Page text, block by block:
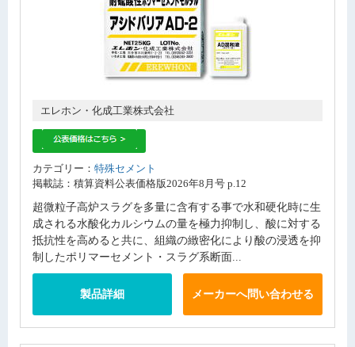
エレホン・化成工業株式会社
カテゴリー： 特殊セメント
掲載誌：積算資料公表価格版2026年8月号 p.12
超微粒子高炉スラグを多量に含有する事で水和硬化時に生
成される水酸化カルシウムの量を極力抑制し、酸に対する
抵抗性を高めると共に、組織の緻密化により酸の浸透を抑
制したポリマーセメント・スラグ系断面...
製品詳細 メーカーへ問い合わせる